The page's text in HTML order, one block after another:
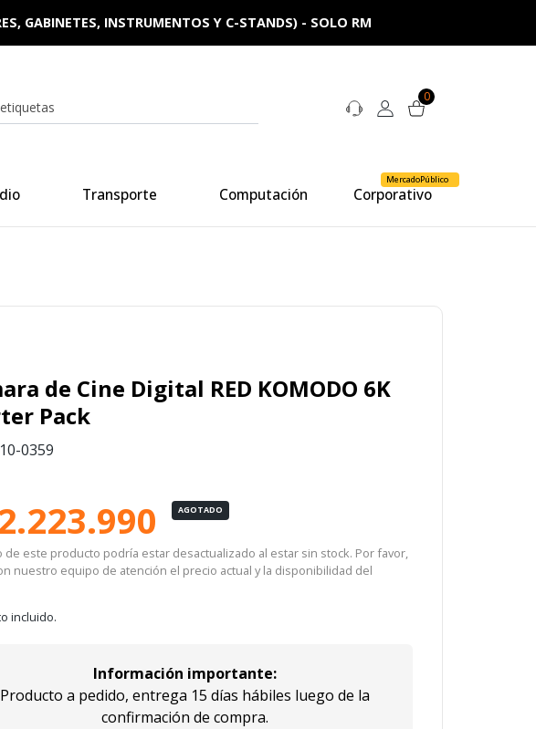
0
Transporte Computación Corporativo
MercadoPúblico
GABINETES, INSTRUMENTOS Y C-STANDS) - SOLO RM
de Cine Digital RED KOMODO 6K
Pack
0359
AGOTADO
de este producto podría estar desactualizado al estar sin stock. Por favor,
nuestro equipo de atención el precio actual y la disponibilidad del
incluido.
Información importante:
Producto a pedido, entrega 15 días hábiles luego de la
confirmación de compra.